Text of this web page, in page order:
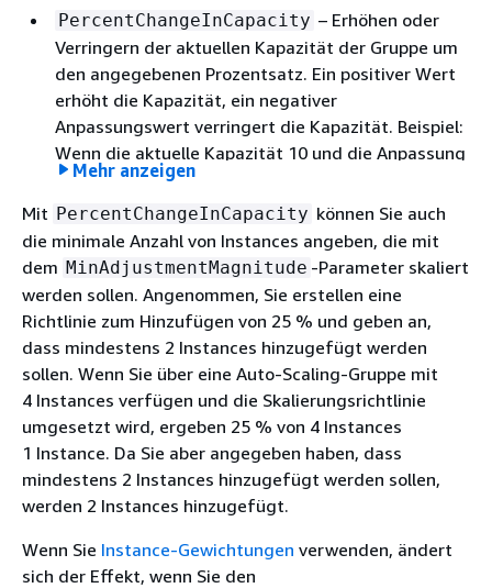
PercentChangeInCapacity – Erhöhen oder
Verringern der aktuellen Kapazität der Gruppe um
den angegebenen Prozentsatz. Ein positiver Wert
erhöht die Kapazität, ein negativer
Anpassungswert verringert die Kapazität. Beispiel:
Wenn die aktuelle Kapazität 10 und die Anpassung
10 Prozent beträgt, dann fügen wir bei der
Durchführung dieser Richtlinie 1 Kapazitätseinheit
zur Kapazität hinzu, insgesamt also 11
Kapazitätseinheiten.
Anmerkung
Handelt es sich bei dem resultierenden
Wert nicht um eine ganze Zahl, wird wie
folgt gerundet:
Werte größer als 1 werden
abgerundet. Beispielsweise wird
12.7auf 12gerundet.
Werte zwischen 0 und 1 werden auf 1
gerundet. Beispielsweise wird .67
auf1 gerundet.
Mehr anzeigen
Mit PercentChangeInCapacity können Sie auch
die minimale Anzahl von Instances angeben, die mit
dem MinAdjustmentMagnitude -Parameter skaliert
werden sollen. Angenommen, Sie erstellen eine
Richtlinie zum Hinzufügen von 25 % und geben an,
dass mindestens 2 Instances hinzugefügt werden
sollen. Wenn Sie über eine Auto-Scaling-Gruppe mit
4 Instances verfügen und die Skalierungsrichtlinie
umgesetzt wird, ergeben 25 % von 4 Instances
1 Instance. Da Sie aber angegeben haben, dass
mindestens 2 Instances hinzugefügt werden sollen,
werden 2 Instances hinzugefügt.
Wenn Sie Instance-Gewichtungen verwenden, ändert
sich der Effekt, wenn Sie den